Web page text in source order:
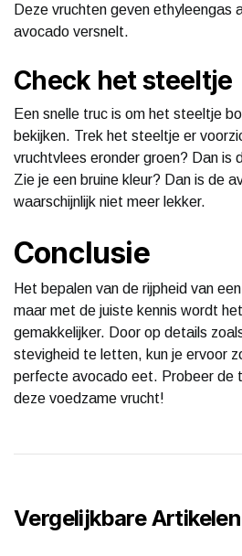
Deze vruchten geven ethyleengas
avocado versnelt.
Check het steeltje
Een snelle truc is om het steeltje
bekijken. Trek het steeltje er
vruchtvlees eronder groen? Dan is
Zie je een bruine kleur? Dan is de
waarschijnlijk niet meer lekker.
Conclusie
Het bepalen van de rijpheid van
maar met de juiste kennis wordt
gemakkelijker. Door op details
stevigheid te letten, kun je ervoor
perfecte avocado eet. Probeer de
deze voedzame vrucht!
Vergelijkbare Artikelen